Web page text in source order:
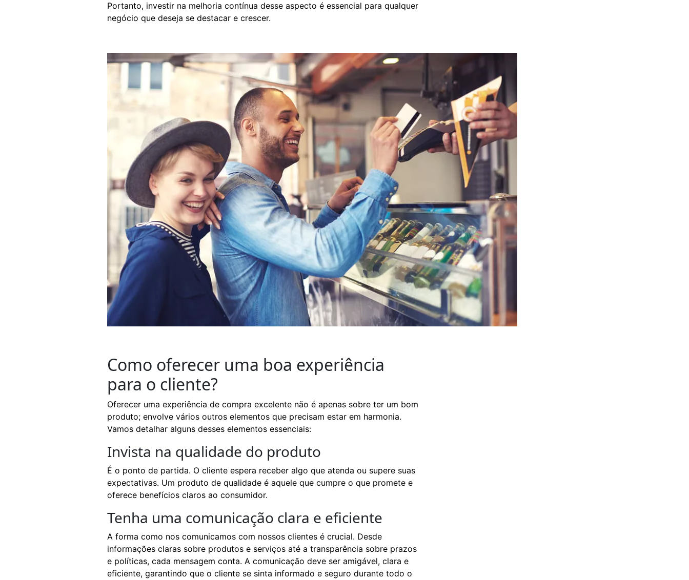
Portanto, investir na melhoria contínua desse aspecto é essencial para qualquer
negócio que deseja se destacar e crescer.
Como oferecer uma boa experiência
para o cliente?
Oferecer uma experiência de compra excelente não é apenas sobre ter um bom
produto; envolve vários outros elementos que precisam estar em harmonia.
Vamos detalhar alguns desses elementos essenciais:
Invista na qualidade do produto
É o ponto de partida. O cliente espera receber algo que atenda ou supere suas
expectativas. Um produto de qualidade é aquele que cumpre o que promete e
oferece benefícios claros ao consumidor.
Tenha uma comunicação clara e eficiente
A forma como nos comunicamos com nossos clientes é crucial. Desde
informações claras sobre produtos e serviços até a transparência sobre prazos
e políticas, cada mensagem conta. A comunicação deve ser amigável, clara e
eficiente, garantindo que o cliente se sinta informado e seguro durante todo o